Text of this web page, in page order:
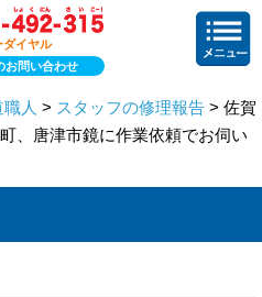
ダイヤル
お問い合わせ
人 > スタッフの修理報告 > 佐賀
、唐津市鏡に作業依頼でお伺い